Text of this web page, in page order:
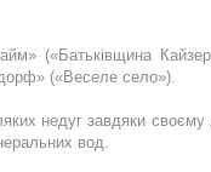
(«Батьківщина
(«Веселе село»).
недуг завдяки
вод.